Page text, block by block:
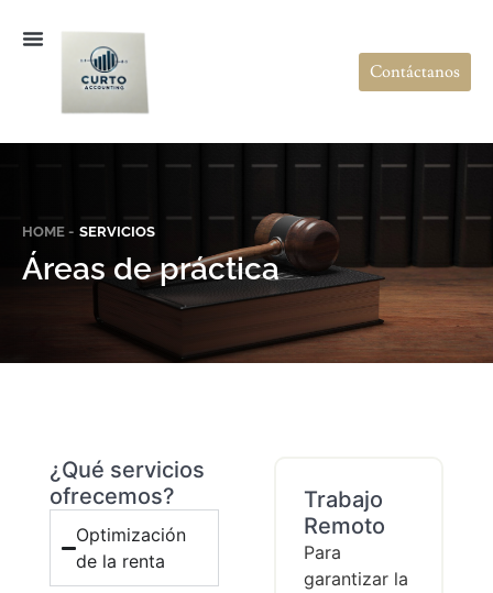
Contáctanos
HOME - SERVICIOS
Áreas de práctica
¿Qué servicios
ofrecemos?
Optimización
de la renta
Trabajo
Remoto
Para
garantizar la